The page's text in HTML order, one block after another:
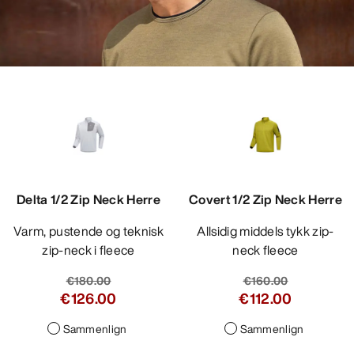
Delta 1/2 Zip Neck Herre
Varm, pustende og teknisk
zip-neck i fleece
€180.00
€126.00
Sammenlign
Covert 1/2 Zip Neck Herre
Allsidig middels tykk zip-
neck fleece
€160.00
€112.00
Sammenlign